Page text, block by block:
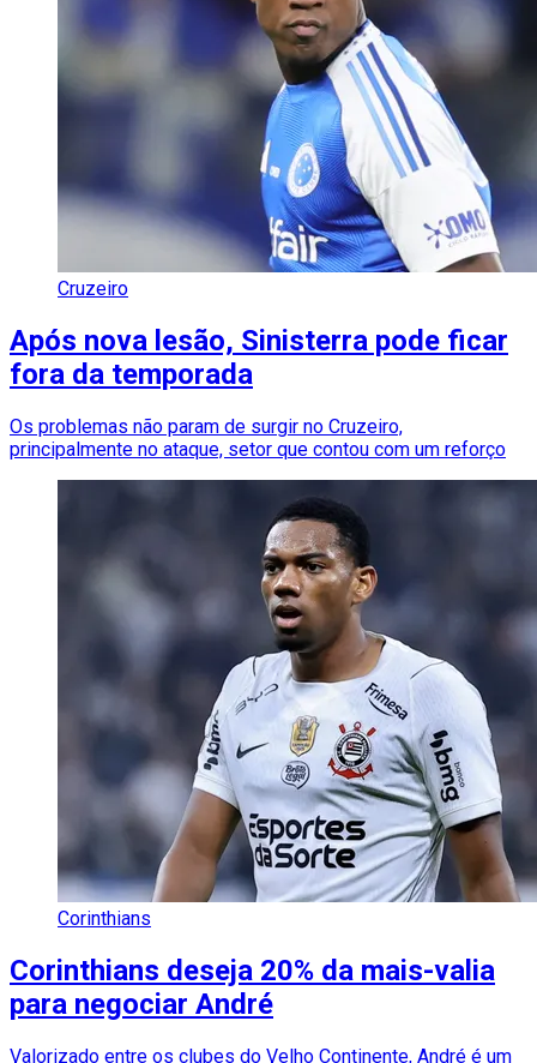
Cruzeiro
Após nova lesão, Sinisterra pode ficar
fora da temporada
Os problemas não param de surgir no Cruzeiro,
principalmente no ataque, setor que contou com um reforço
Corinthians
Corinthians deseja 20% da mais-valia
para negociar André
Valorizado entre os clubes do Velho Continente, André é um